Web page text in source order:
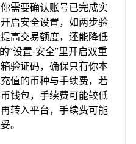
需要确认账号已完成实
启安全设置，如两步验
高交易额度，还能降低
“设置-安全”里开启双重
验证码，确保只有你本
值的币种与手续费，若
钱包，手续费可能较低
转入平台，手续费可能
。